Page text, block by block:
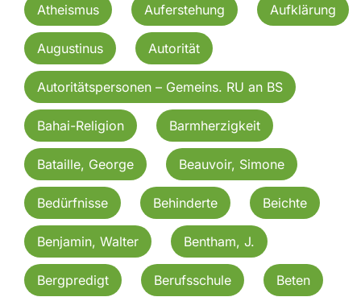
Atheismus Auferstehung Aufklärung
Augustinus Autorität
Autoritätspersonen – Gemeins. RU an BS
Bahai-Religion Barmherzigkeit
Bataille, George Beauvoir, Simone
Bedürfnisse Behinderte Beichte
Benjamin, Walter Bentham, J.
Bergpredigt Berufsschule Beten